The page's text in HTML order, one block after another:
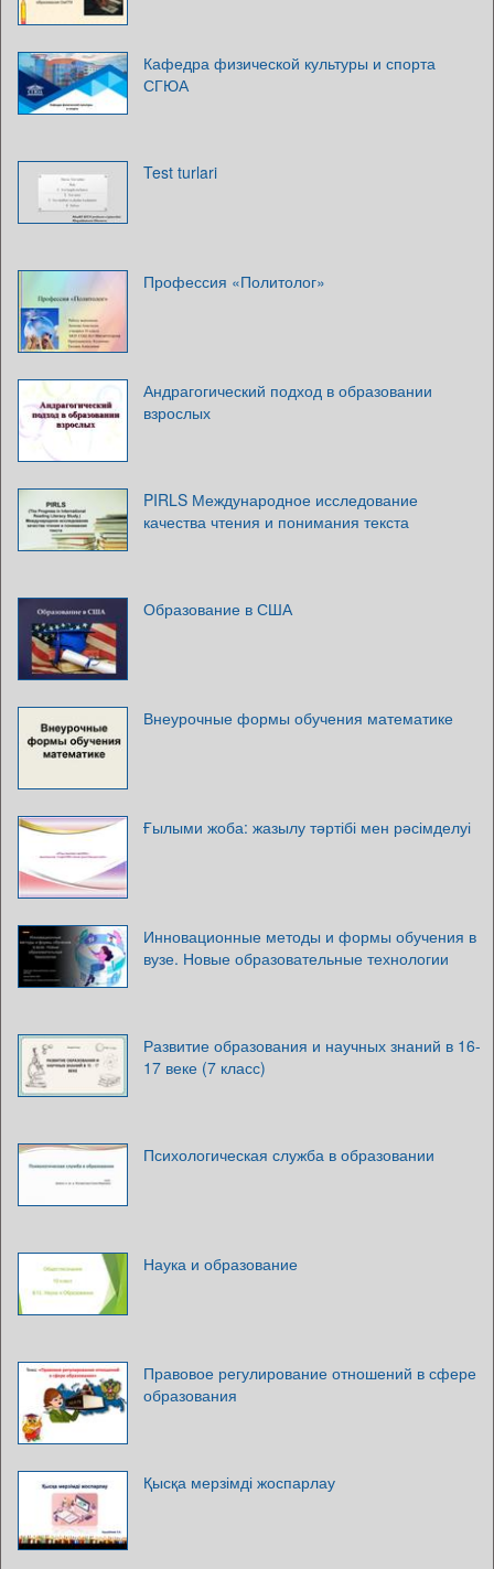
Кафедра физической культуры и спорта
СГЮА
Test turlari
Профессия «Политолог»
Андрагогический подход в образовании
взрослых
PIRLS Международное исследование
качества чтения и понимания текста
Образование в США
Внеурочные формы обучения математике
Ғылыми жоба: жазылу тәртібі мен рәсімделуі
Инновационные методы и формы обучения в
вузе. Новые образовательные технологии
Развитие образования и научных знаний в 16-
17 веке (7 класс)
Психологическая служба в образовании
Наука и образование
Правовое регулирование отношений в сфере
образования
Қысқа мерзімді жоспарлау